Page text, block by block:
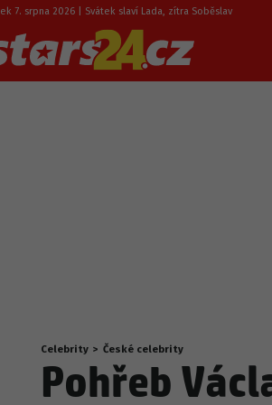
7. srpna 2026 | Svátek slaví Lada, zítra Soběslav
Nacházíte
se
zde:
Celebrity > České celebrity
Pohřeb